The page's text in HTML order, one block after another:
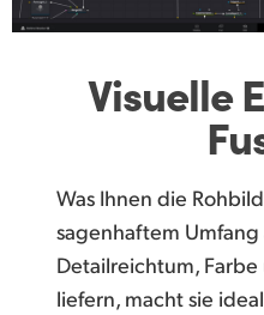
Visuelle
Was Ihnen die
sagenhaftem
Detailreichtum,
liefern, macht sie